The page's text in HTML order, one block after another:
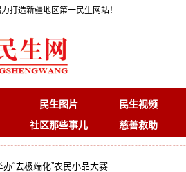
打造新疆地区第一民生网站！
民生图片
民生视频
社区那些事儿 慈善救助
办“去极端化”农民小品大赛